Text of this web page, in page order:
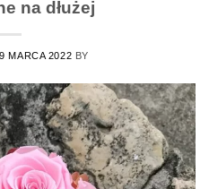
na dłużej
MARCA 2022 BY